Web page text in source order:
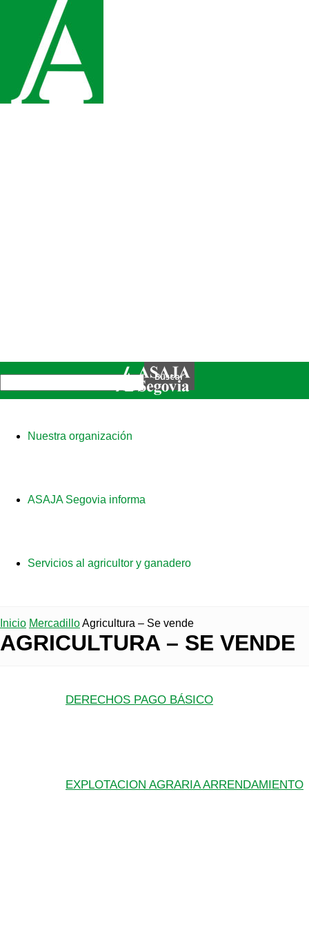
Nuestra organización
ASAJA Segovia informa
Servicios al agricultor y ganadero
Inicio MercadilloAgricultura – Se vende
AGRICULTURA – SE VENDE
DERECHOS PAGO BÁSICO
EXPLOTACION AGRARIA ARRENDAMIENTO